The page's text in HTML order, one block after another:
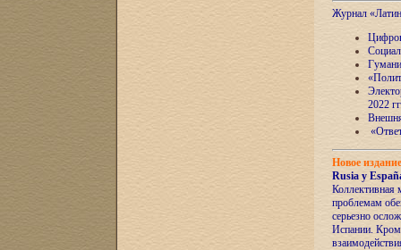
Журнал
2022
Новое
Rusia y
Коллективная
проблемам
серьезно
Испании.